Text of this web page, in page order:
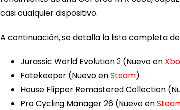
casi cualquier dispositivo.
A continuación, se detalla la lista completa
Jurassic World Evolution 3 (Nuevo en
Fatekeeper (Nuevo enSteam)
House Flipper Remastered Collection
Pro Cycling Manager 26 (Nuevo en